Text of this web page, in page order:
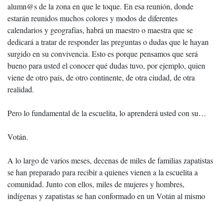
alumn@s de la zona en que le toque. En esa reunión, donde
estarán reunidos muchos colores y modos de diferentes
calendarios y geografías, habrá un maestro o maestra que se
dedicará a tratar de responder las preguntas o dudas que le hayan
surgido en su convivencia. Esto es porque pensamos que será
bueno para usted el conocer qué dudas tuvo, por ejemplo, quien
viene de otro país, de otro continente, de otra ciudad, de otra
realidad.
Pero lo fundamental de la escuelita, lo aprenderá usted con su…
Votán.
A lo largo de varios meses, decenas de miles de familias zapatistas
se han preparado para recibir a quienes vienen a la escuelita a
comunidad. Junto con ellos, miles de mujeres y hombres,
indígenas y zapatistas se han conformado en un Votán al mismo